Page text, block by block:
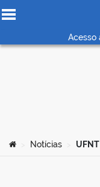
Ir para o conteúdoAcesso
Você está aqui:
Notícias